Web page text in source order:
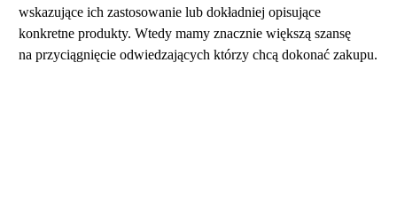
wskazujące ich zastosowanie lub dokładniej opisujące
konkretne produkty. Wtedy mamy znacznie większą szansę
na przyciągnięcie odwiedzających którzy chcą dokonać zakupu.